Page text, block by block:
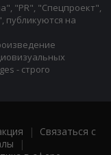
"PR", "Спецпроект",
публикуются на
- строго
| Связаться с
|